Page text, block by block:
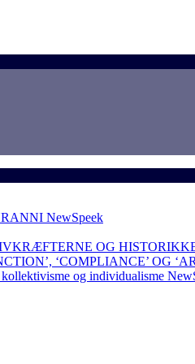
NewSpeek
OG
‘COMPLIANCE’ OG
og individualisme